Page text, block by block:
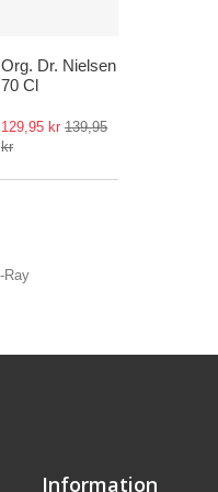
Org. Dr. Nielsen
70 Cl
129,95 kr 139,95
kr
Information